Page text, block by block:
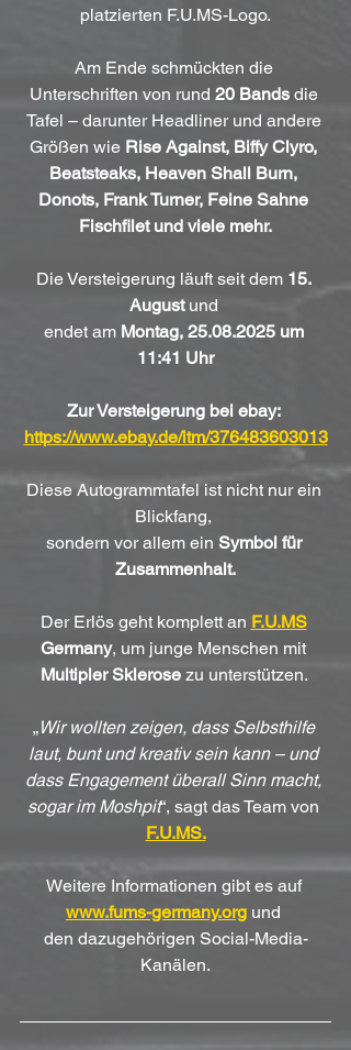
platzierten F.U.MS-Logo.
Am Ende schmückten die
Unterschriften von rund 20 Bands die
Tafel – darunter Headliner und andere
Größen wie Rise Against, Biffy Clyro,
Beatsteaks, Heaven Shall Burn,
Donots, Frank Turner, Feine Sahne
Fischfilet und viele mehr.
Die Versteigerung läuft seit dem 15.
August und
endet am Montag, 25.08.2025 um
11:41 Uhr
Zur Versteigerung bei ebay:
https://www.ebay.de/itm/376483603013
Diese Autogrammtafel ist nicht nur ein
Blickfang,
sondern vor allem ein Symbol für
Zusammenhalt.
Der Erlös geht komplett an F.U.MS
Germany, um junge Menschen mit
Multipler Sklerose zu unterstützen.
„Wir wollten zeigen, dass Selbsthilfe
laut, bunt und kreativ sein kann – und
dass Engagement überall Sinn macht,
sogar im Moshpit“, sagt das Team von
F.U.MS.
Weitere Informationen gibt es auf
www.fums-germany.org und
den dazugehörigen Social-Media-
Kanälen.